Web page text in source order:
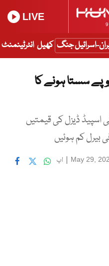
LIVE
اسرائیل جنگ کھیل انٹرٹینمنٹ
7.50 اور ڈیزل 6.25 روپے سستا ہونے کا
اسپیڈ ڈیزل کی قیمتیں
May 29,
| اپ